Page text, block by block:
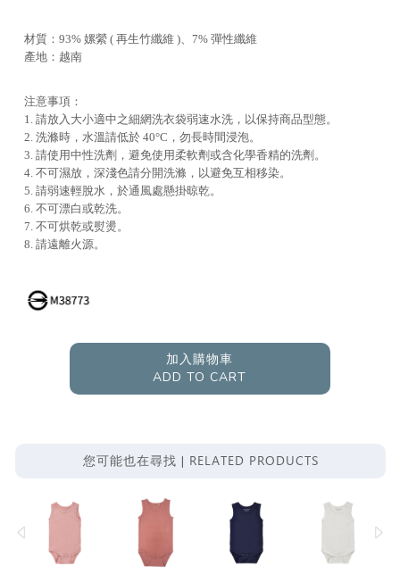
材質：93% 嫘縈 ( 再生竹纖維 )、7% 彈性纖維
產地：越南
注意事項：
1. 請放入大小適中之細網洗衣袋弱速水洗，以保持商品型態。
2. 洗滌時，水溫請低於 40°C，勿長時間浸泡。
3. 請使用中性洗劑，避免使用柔軟劑或含化學香精的洗劑。
4. 不可濕放，深淺色請分開洗滌，以避免互相移染。
5. 請弱速輕脫水，於通風處懸掛晾乾。
6. 不可漂白或乾洗。
7. 不可烘乾或熨燙。
8. 請遠離火源。
加入購物車
ADD TO CART
您可能也在尋找 | RELATED PRODUCTS